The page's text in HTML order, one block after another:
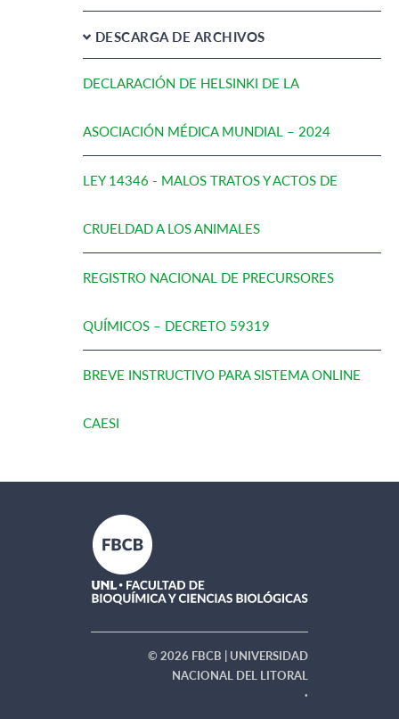
DESCARGA DE ARCHIVOS
DECLARACIÓN DE HELSINKI DE LA
ASOCIACIÓN MÉDICA MUNDIAL – 2024
LEY 14346 - MALOS TRATOS Y ACTOS DE
CRUELDAD A LOS ANIMALES
REGISTRO NACIONAL DE PRECURSORES
QUÍMICOS – DECRETO 59319
BREVE INSTRUCTIVO PARA SISTEMA ONLINE
CAESI
© 2026 FBCB | UNIVERSIDAD
NACIONAL DEL LITORAL
·